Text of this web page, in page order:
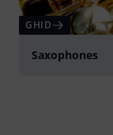
GHID
Saxophones